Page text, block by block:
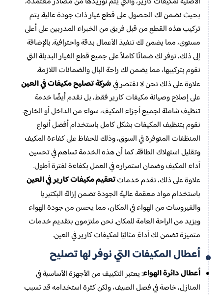
بحيث نضمن لك الحصول على قطع غيار ذات جودة عالية. يتم
تركيب هذه القطع من قبل فريق من الخبراء المدربين على أعلى
مستوى، مما يضمن لك تنفيذ الأعمال بدقة واحترافية. بالإضافة
إلى ذلك، نوفر لك ضمانًا كاملاً على جميع قطع الغيار البديلة التي
نقوم بتركيبها، مما يضمن لك راحة البال والضمانات اللازمة.
علاوة على ذلك نحن لا نقتصر فيشركة تصليح مكيفات في العين
على إصلاح وصيانة مكيفات كارير فقط، بل نقدم أيضًا خدمة
تنظيف شاملة لجميع أجزاء المكيف، سواء من الداخل أو الخارج.
نقوم بتنظيف المكيفات بشكل كامل باستخدام أفضل أنواع
المنظفات المتوفرة في السوق، وذلك للحفاظ على كفاءة المكيف
وتقليل استهلاك الطاقة. كما أن هذه الخدمة تساهم في تحسين
أداء المكيف وضمان استمراره في العمل بكفاءة لفترة أطول.
علاوة على ذلك، نقدم خدماتتعقيم مكيفات كارير في العين
باستخدام مواد معقمة عالية الجودة تضمن إزالة البكتيريا
والفيروسات من الهواء في المكان، مما يحسن من جودة الهواء
ويزيد من الراحة العامة للمكان. نحن ملتزمون بتقديم خدمات
متميزة تضمن لك أداءً مثاليًا لمكيفات كارير في العين.
أعطال المكيفات التي نوفر لها تصليح
أعطال دائرة الهواء: يعتبر التكييف من الأجهزة الأساسية في
المنازل، خاصة في فصل الصيف، ولكن كثرة استخدامه قد تسبب